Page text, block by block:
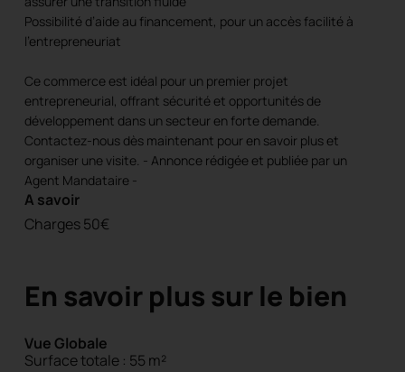
Possibilité d’aide au financement, pour un accès facilité à
l’entrepreneuriat
Ce commerce est idéal pour un premier projet
entrepreneurial, offrant sécurité et opportunités de
développement dans un secteur en forte demande.
Contactez-nous dès maintenant pour en savoir plus et
organiser une visite. - Annonce rédigée et publiée par un
Agent Mandataire -
A savoir
Charges 50€
En savoir plus sur le bien
Vue Globale
Surface totale : 55 m²